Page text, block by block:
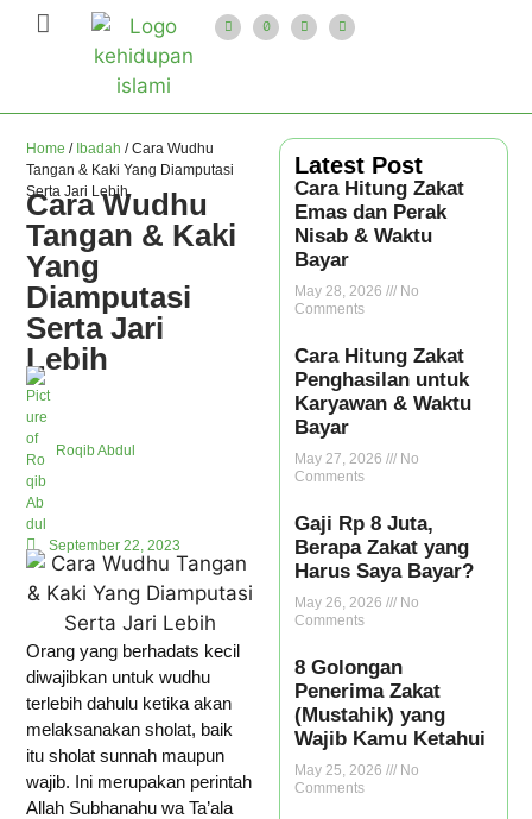
Home / Ibadah /Cara Wudhu
Tangan & Kaki Yang Diamputasi
Serta Jari Lebih
Cara Wudhu
Tangan & Kaki
Yang
Diamputasi
Serta Jari
Lebih
Roqib Abdul
September 22, 2023
Orang yang berhadats kecil
diwajibkan untuk wudhu
terlebih dahulu ketika akan
melaksanakan sholat, baik
itu sholat sunnah maupun
wajib. Ini merupakan perintah
Allah Subhanahu wa Ta’ala
Latest Post
Cara Hitung Zakat
Emas dan Perak
Nisab & Waktu
Bayar
May 28, 2026
No
Comments
Cara Hitung Zakat
Penghasilan untuk
Karyawan & Waktu
Bayar
May 27, 2026
No
Comments
Gaji Rp 8 Juta,
Berapa Zakat yang
Harus Saya Bayar?
May 26, 2026
No
Comments
8 Golongan
Penerima Zakat
(Mustahik) yang
Wajib Kamu Ketahui
May 25, 2026
No
Comments